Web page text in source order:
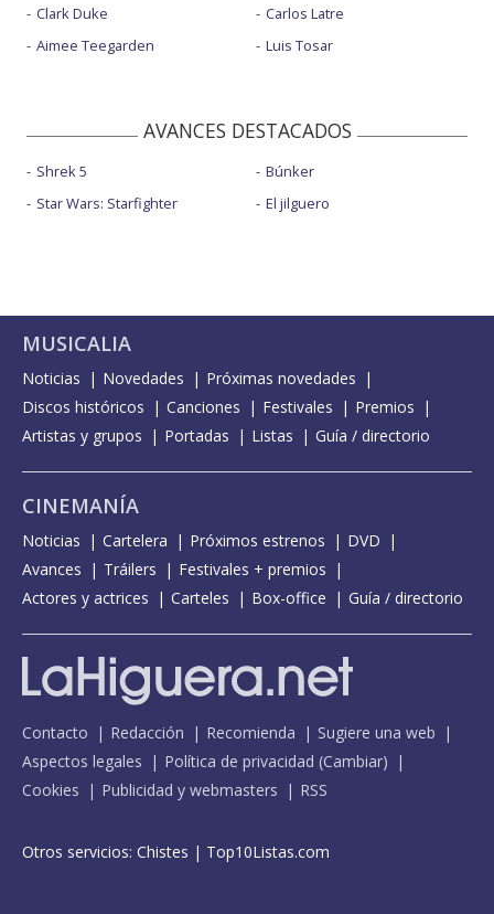
Clark Duke
Aimee Teegarden
Carlos Latre
Luis Tosar
AVANCES DESTACADOS
Shrek 5
Star Wars: Starfighter
Búnker
El jilguero
MUSICALIA
Noticias Novedades
Próximas novedades
Discos históricos
Canciones Festivales
Premios
Artistas y grupos
Portadas Listas Guía / directorio
CINEMANÍA
Noticias Cartelera Próximos estrenos
DVD
Avances
Tráilers
Festivales + premios
Actores y actrices
Carteles Box-office Guía / directorio
Contacto Redacción Recomienda
Sugiere una web
Aspectos legales
Política de privacidad (Cambiar)
Cookies
Publicidad y webmasters RSS
Otros servicios: Chistes | Top10Listas.com